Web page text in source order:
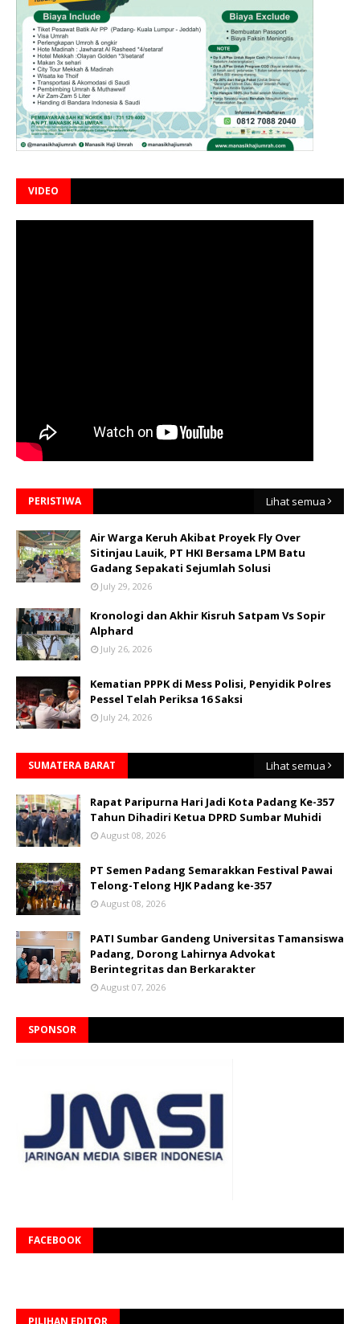
VIDEO
PERISTIWA Lihat semua
Air Warga Keruh Akibat Proyek Fly Over
Sitinjau Lauik, PT HKI Bersama LPM Batu
Gadang Sepakati Sejumlah Solusi
July 29, 2026
Kronologi dan Akhir Kisruh Satpam Vs Sopir
Alphard
July 26, 2026
Kematian PPPK di Mess Polisi, Penyidik Polres
Pessel Telah Periksa 16 Saksi
July 24, 2026
SUMATERA BARAT Lihat semua
Rapat Paripurna Hari Jadi Kota Padang Ke-357
Tahun Dihadiri Ketua DPRD Sumbar Muhidi
August 08, 2026
PT Semen Padang Semarakkan Festival Pawai
Telong-Telong HJK Padang ke-357
August 08, 2026
PATI Sumbar Gandeng Universitas Tamansiswa
Padang, Dorong Lahirnya Advokat
Berintegritas dan Berkarakter
August 07, 2026
SPONSOR
FACEBOOK